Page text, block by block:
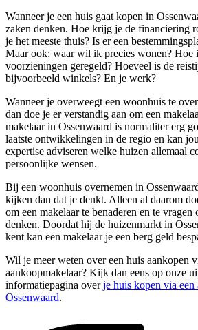
Wanneer je een huis gaat kopen in
zaken denken. Hoe krijg je de financiering
je het meeste thuis? Is er een
Maar ook: waar wil ik precies wonen? Hoe
voorzieningen geregeld? Hoeveel is de
bijvoorbeeld winkels? En je werk?
Wanneer je overweegt een woonhuis te
dan doe je er verstandig aan om een
makelaar in Ossenwaard is normaliter erg
laatste ontwikkelingen in de regio en kan
expertise adviseren welke huizen allemaal
persoonlijke wensen.
Bij een woonhuis overnemen in
kijken dan dat je denkt. Alleen al daarom
om een makelaar te benaderen en te vragen
denken. Doordat hij de huizenmarkt in
kent kan een makelaar je een berg geld
Wil je meer weten over een huis aankopen
aankoopmakelaar? Kijk dan eens op onze
informatiepagina overje huis kopen via een
Ossenwaard.